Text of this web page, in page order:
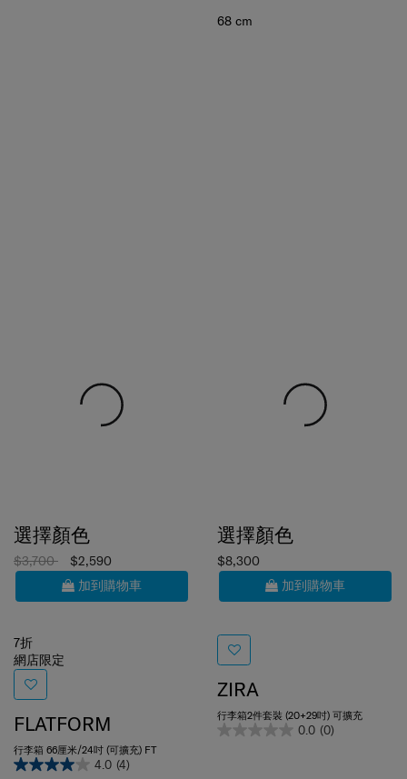
68 cm
$3,700
$2,590
加到購物車
網店限定
FLATFORM
行李箱 66厘米/24吋 (可擴充) FT
4.0 (4)
$8,300
加到購物車
ZIRA
行李箱2件套裝 (20+29吋) 可擴充
0.0 (0)